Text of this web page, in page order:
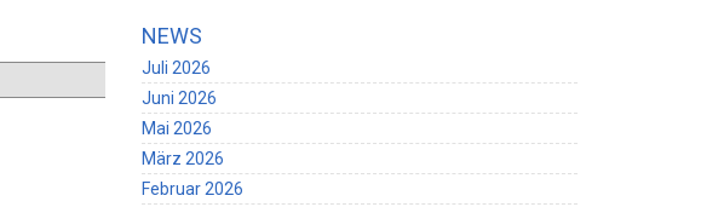
NEWS
Juli 2026
Juni 2026
Mai 2026
März 2026
Februar 2026